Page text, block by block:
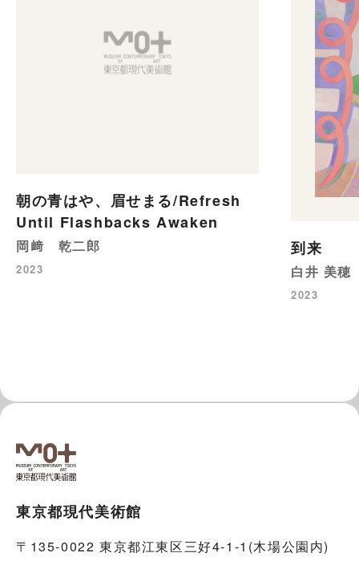
朝の青はや、眉せまる/Refresh
Until Flashbacks Awaken
岡﨑 乾二郎
2023
到来
白井 美穂
2023
東京都現代美術館
〒135-0022 東京都江東区三好4-1-1(木場公園内)